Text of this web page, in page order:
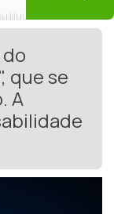
que se
A